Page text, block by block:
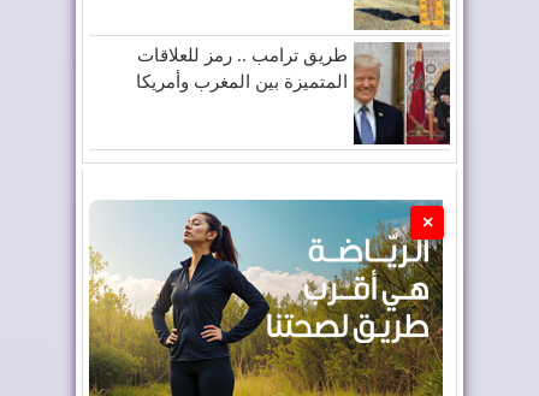
طريق ترامب .. رمز للعلاقات
المتميزة بين المغرب وأمريكا
×